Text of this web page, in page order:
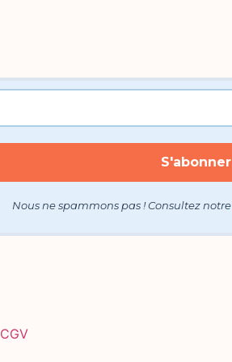
Nous ne spammons pas ! Consultez notre
CGV